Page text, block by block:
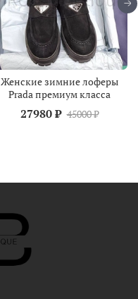
Женские зимние лоферы
Prada премиум класса
27980 ₽ 45000 ₽